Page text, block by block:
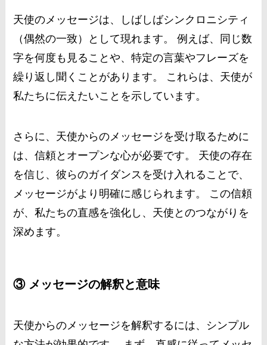
天使のメッセージは、しばしばシンクロニシティ
（偶然の一致）として現れます。 例えば、同じ数
字を何度も見ることや、特定の言葉やフレーズを
繰り返し聞くことがあります。 これらは、天使が
私たちに伝えたいことを示しています。
さらに、天使からのメッセージを受け取るために
は、信頼とオープンな心が必要です。 天使の存在
を信じ、彼らのガイダンスを受け入れることで、
メッセージがより明確に感じられます。 この信頼
が、私たちの直感を強化し、天使とのつながりを
深めます。
③ メッセージの解釈と意味
天使からのメッセージを解釈するには、シンプル